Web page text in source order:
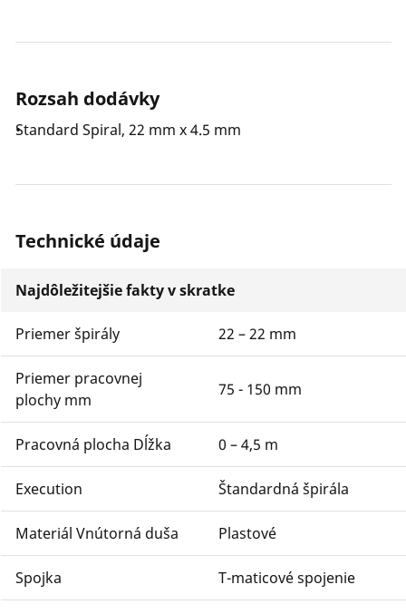
Rozsah dodávky
Standard Spiral, 22 mm x 4.5 mm
Technické údaje
Najdôležitejšie fakty v skratke
Priemer špirály 22 – 22 mm
Priemer pracovnej
plochy mm
75 - 150 mm
Pracovná plocha Dĺžka 0 – 4,5 m
Execution Štandardná špirála
Materiál Vnútorná duša Plastové
Spojka T-maticové spojenie